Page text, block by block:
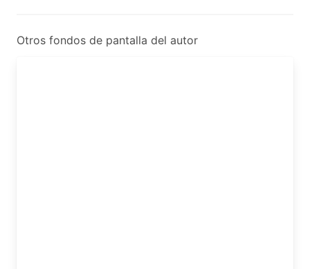
Otros fondos de pantalla del autor